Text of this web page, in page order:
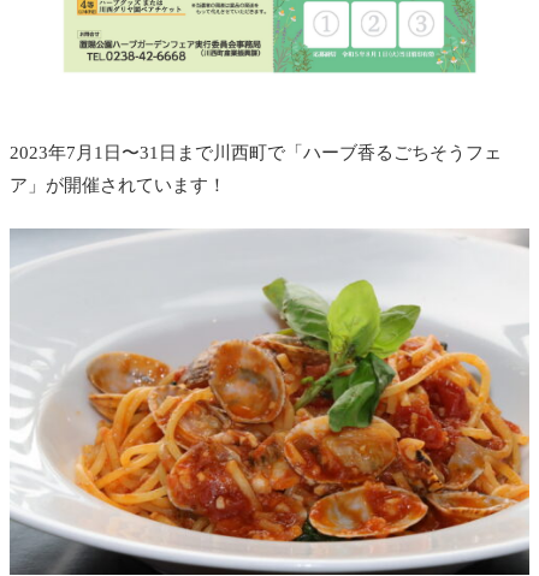
2023年7月1日〜31日まで川西町で「ハーブ香るごちそうフェ
ア」が開催されています！